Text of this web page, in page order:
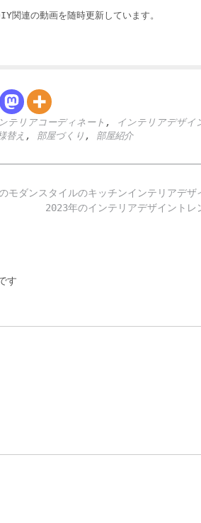
関連の動画を随時更新しています。
テリアコーディネート ,
インテリアデザイ
替え , 部屋づくり , 部屋紹介
モダンスタイルのキッチンインテリアデ
2023年のインテリアデザイント
す